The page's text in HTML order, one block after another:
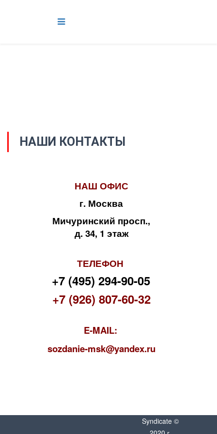
НАШИ КОНТАКТЫ
НАШ ОФИС
г. Москва
Мичуринский просп.,
д. 34, 1 этаж
ТЕЛЕФОН
+7 (495) 294-90-05
+7 (926) 807-60-32
E-MAIL:
sozdanie-msk@yandex.ru
Syndicate ©